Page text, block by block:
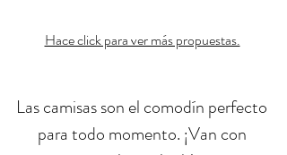
Hace click para ver más propuestas.
Las camisas son el comodín perfecto
para todo momento. ¡Van con